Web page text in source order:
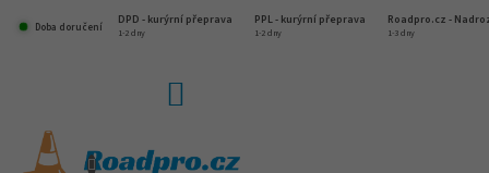
Doba doručení
DPD - kurýrní přeprava PPL - kurýrní přeprava Roadpro.cz -
1-2 dny 1-2 dny 1-3 dny